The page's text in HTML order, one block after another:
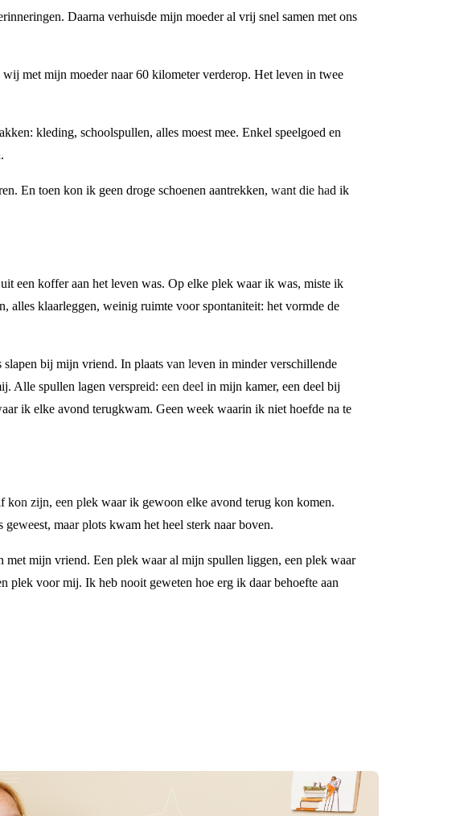
Daarna verhuisde mijn moeder al vrij snel samen met ons
wij met mijn moeder naar 60 kilometer verderop. Het leven in twee
kleding, schoolspullen, alles moest mee. Enkel speelgoed en
En toen kon ik geen droge schoenen aantrekken, want die had ik
een koffer aan het leven was. Op elke plek waar ik was, miste ik
alles klaarleggen, weinig ruimte voor spontaniteit: het vormde de
bij mijn vriend. In plaats van leven in minder verschillende
Alle spullen lagen verspreid: een deel in mijn kamer, een deel bij
ik elke avond terugkwam. Geen week waarin ik niet hoefde na te
kon zijn, een plek waar ik gewoon elke avond terug kon komen.
maar plots kwam het heel sterk naar boven.
mijn vriend. Een plek waar al mijn spullen liggen, een plek waar
plek voor mij. Ik heb nooit geweten hoe erg ik daar behoefte aan